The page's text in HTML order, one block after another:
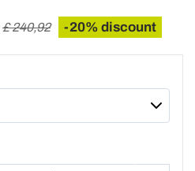
£ 240,92 -20% discount